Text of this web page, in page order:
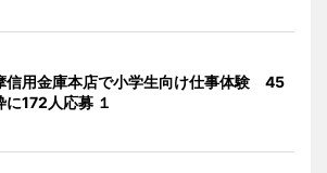
信用金庫本店で小学生向け仕事体験 45
に172人応募 １